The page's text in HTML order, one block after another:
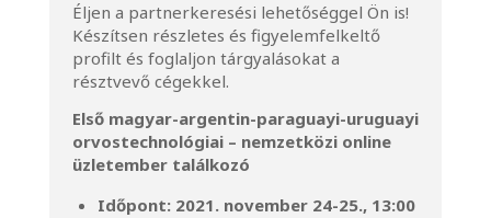
Éljen a partnerkeresési lehetőséggel Ön is!
Készítsen részletes és figyelemfelkeltő
profilt és foglaljon tárgyalásokat a
résztvevő cégekkel.
Első magyar-argentin-paraguayi-uruguayi
orvostechnológiai – nemzetközi online
üzletember találkozó
Időpont: 2021. november 24-25., 13:00